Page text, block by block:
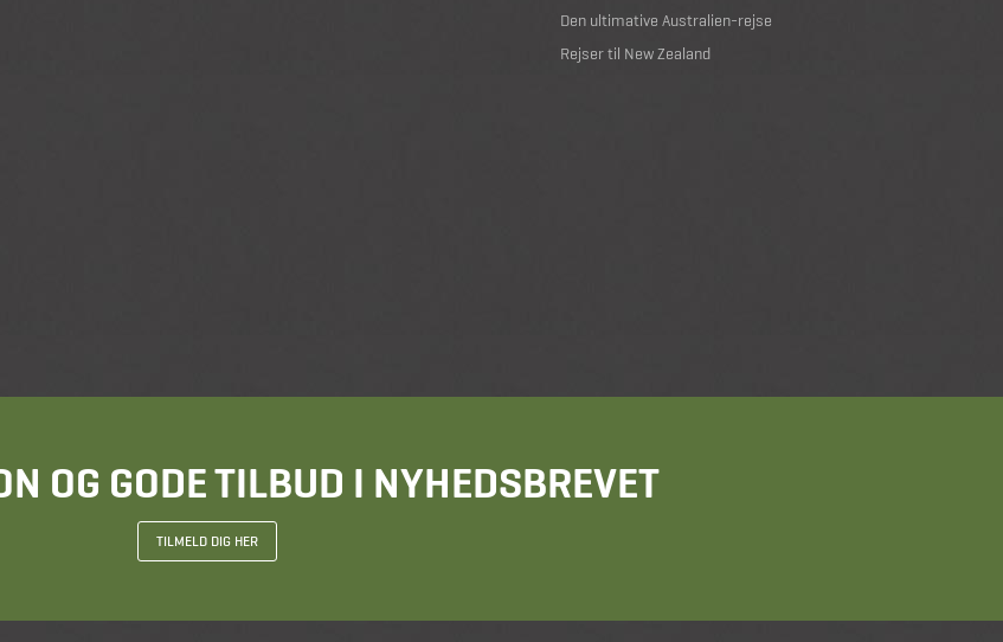
Den ultimative Australien-rejse
Rejser til New Zealand
OG GODE TILBUD I NYHEDSBREVET
TILMELD DIG HER